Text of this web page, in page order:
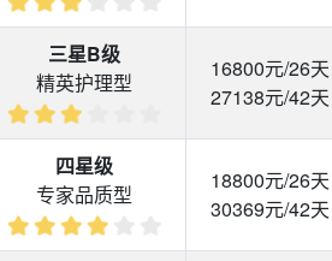
三星B级
精英护理型
16800元/26天
27138元/42天
四星级
专家品质型
18800元/26天
30369元/42天